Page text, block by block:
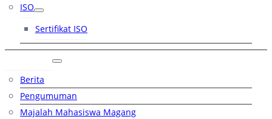
ISO
Sertifikat ISO
Berita
Pengumuman
Majalah Mahasiswa Magang